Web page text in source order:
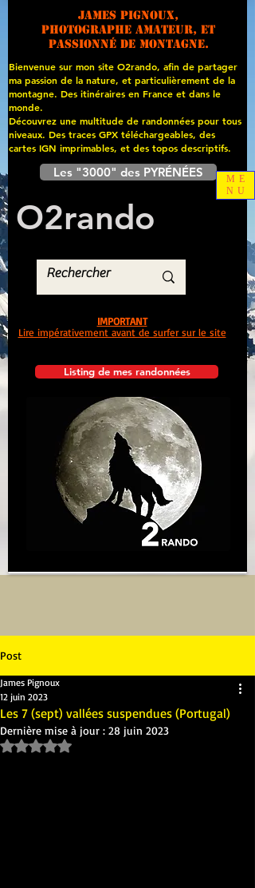
James PIGNOUX,
photographe amateur, et
passionné de montagne.
Bienvenue sur mon site O2rando, afin de partager
ma passion de la nature, et particulièrement de la
montagne. Des itinéraires en France et dans le
monde.
Découvrez une multitude de randonnées pour tous
niveaux. Des traces GPX téléchargeables, des
cartes IGN imprimables, et des topos descriptifs.
Les "3000" des PYRÉNÉES
O2rando
Listing de mes randonnées
IMPORTANT
Lire impérativement avant de surfer sur le site
ME
NU
Post
Les 7 (sept) vallées suspendues (Portugal)
James Pignoux
12 juin 2023
Dernière mise à jour : 28 juin 2023
Noté NaN étoiles sur 5.